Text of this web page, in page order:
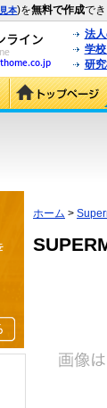
見本)を無料で作成で
法
学
研
ホーム >